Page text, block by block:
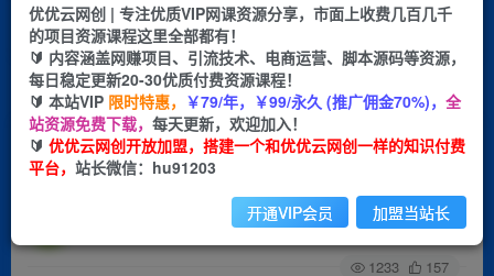
挂机 项目
脚本卡密
APP下载
GO
首页 创业课程 会员专属 正文
（9097期）全年可做的项目，小白上手快，每天
收益3000+不露脸直播小游戏，无门槛，…
关注 私信
1233 157
优优云网创 | 专注优质VIP网课资源分享，市面上收费几百几千
的项目资源课程这里全部都有！
🔰 内容涵盖网赚项目、引流技术、电商运营、脚本源码等资源，
每日稳定更新20-30优质付费资源课程！
🔰 本站VIP 限时特惠， ￥79/年，￥99/永久 (推广佣金70%)， 全
站资源免费下载， 每天更新，欢迎加入！
🔰 优优云网创开放加盟，搭建一个和优优云网创一样的知识付费
平台， 站长微信：hu91203
开通VIP会员 加盟当站长